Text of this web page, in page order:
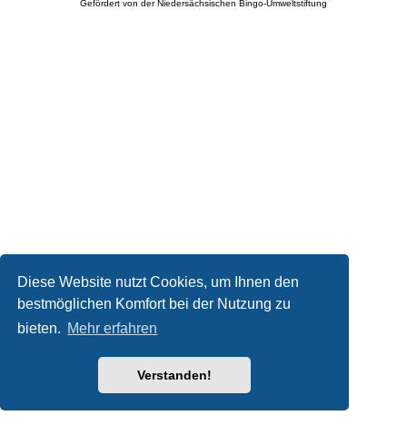
Diese Website nutzt Cookies, um Ihnen den
bestmöglichen Komfort bei der Nutzung zu
bieten. Mehr erfahren
Verstanden!
Gefördert von der Niedersächsischen Bingo-Umweltstiftung